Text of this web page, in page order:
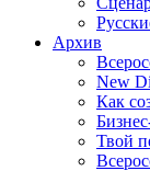
Архив
New
Как
Твой